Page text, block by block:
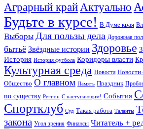
Аграрный крайАктуально
Будьте в курсе! В Думе края
Выборы Для пользы дела Дорожная
бытьё Звёздные истории Здоровье
История История футбола Коридоры власти
Культурная среда Новости Новости
Общество О главном Память Праздник
по существу Регион С наступающим! События
Спортклуб Суд Такая работа Таланты
закона Угол зрения Финансы Читатель +